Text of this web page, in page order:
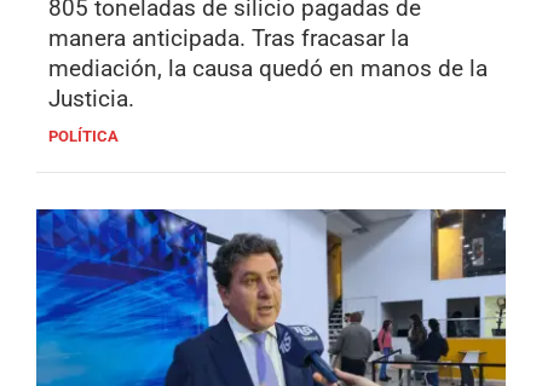
805 toneladas de silicio pagadas de
manera anticipada. Tras fracasar la
mediación, la causa quedó en manos de la
Justicia.
POLÍTICA